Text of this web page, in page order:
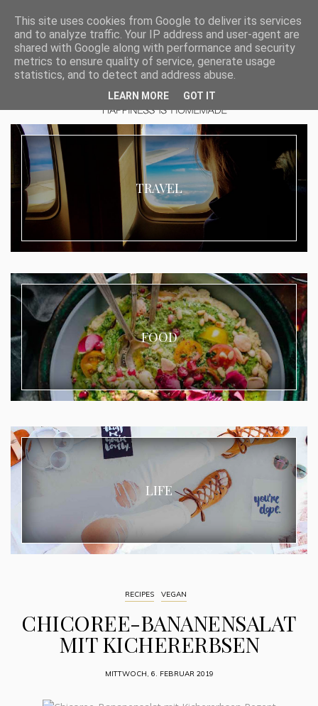
TRAVEL
FOOD
LIFE
RECIPES VEGAN
CHICOREE-BANANENSALAT
MIT KICHERERBSEN
MITTWOCH, 6. FEBRUAR 2019
This site uses cookies from Google to deliver its services
and to analyze traffic. Your IP address and user-agent are
shared with Google along with performance and security
metrics to ensure quality of service, generate usage
statistics, and to detect and address abuse.
LEARN MORE GOT IT